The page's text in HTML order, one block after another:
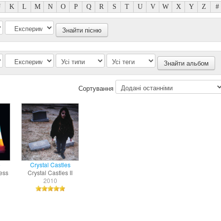
K L M N O P Q R S T U V W X Y Z #
Сортування
Crystal Castles
Crystal Castles II
2010